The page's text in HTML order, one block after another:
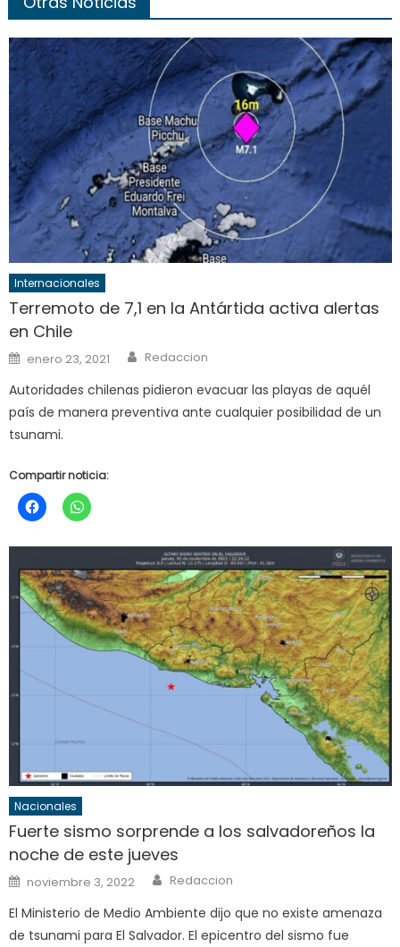
Internacionales
Terremoto de 7,1 en la Antártida activa alertas
en Chile
Posted
on
enero 23, 2021 Author
Redaccion
Autoridades chilenas pidieron evacuar las playas de aquél
país de manera preventiva ante cualquier posibilidad de un
tsunami.
Compartir noticia:
Nacionales
Fuerte sismo sorprende a los salvadoreños la
noche de este jueves
Posted
on
noviembre 3, 2022 Author
Redaccion
El Ministerio de Medio Ambiente dijo que no existe amenaza
de tsunami para El Salvador. El epicentro del sismo fue